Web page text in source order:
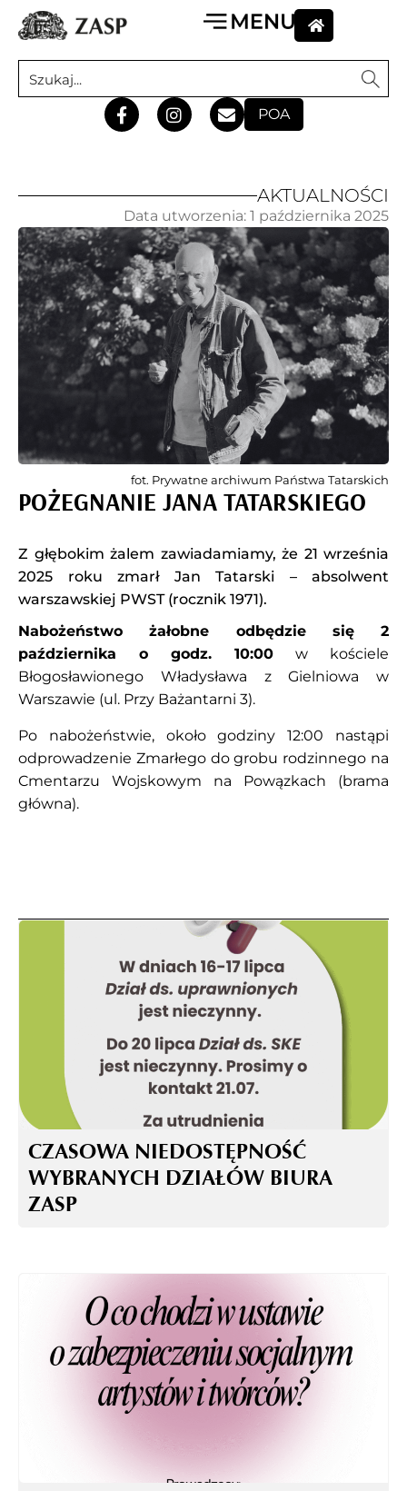
POA
AKTUALNOŚCI
POŻEGNANIE JANA TATARSKIEGO
Z głębokim żalem zawiadamiamy, że 21 września
2025 roku zmarł Jan Tatarski – absolwent
warszawskiej PWST (rocznik 1971).
Nabożeństwo żałobne odbędzie się 2
października o godz. 10:00 w kościele
Błogosławionego Władysława z Gielniowa w
Warszawie (ul. Przy Bażantarni 3).
Po nabożeństwie, około godziny 12:00 nastąpi
odprowadzenie Zmarłego do grobu rodzinnego na
Cmentarzu Wojskowym na Powązkach (brama
główna).
Data utworzenia: 1 października 2025
fot. Prywatne archiwum Państwa Tatarskich
CZASOWA NIEDOSTĘPNOŚĆ
WYBRANYCH DZIAŁÓW BIURA
ZASP